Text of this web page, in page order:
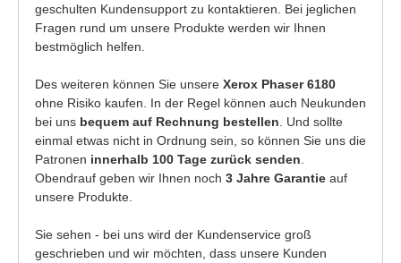
geschulten Kundensupport zu kontaktieren. Bei jeglichen
Fragen rund um unsere Produkte werden wir Ihnen
bestmöglich helfen.
Des weiteren können Sie unsere Xerox Phaser 6180
ohne Risiko kaufen. In der Regel können auch Neukunden
bei uns bequem auf Rechnung bestellen . Und sollte
einmal etwas nicht in Ordnung sein, so können Sie uns die
Patronen innerhalb 100 Tage zurück senden
Obendrauf geben wir Ihnen noch 3 Jahre Garantie auf
unsere Produkte.
Sie sehen - bei uns wird der Kundenservice groß
geschrieben und wir möchten, dass unsere Kunden